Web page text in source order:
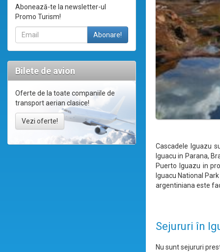
Abonează-te la newsletter-ul
Promo Turism!
Bilete de avion
Oferte de la toate companiile de
transport aerian clasice!
Vezi oferte!
Cascadele Iguazu
Iguacu in Parana,
Puerto Iguazu in
Iguacu National
argentiniana este
Sejururi în
Nu sunt sejururi